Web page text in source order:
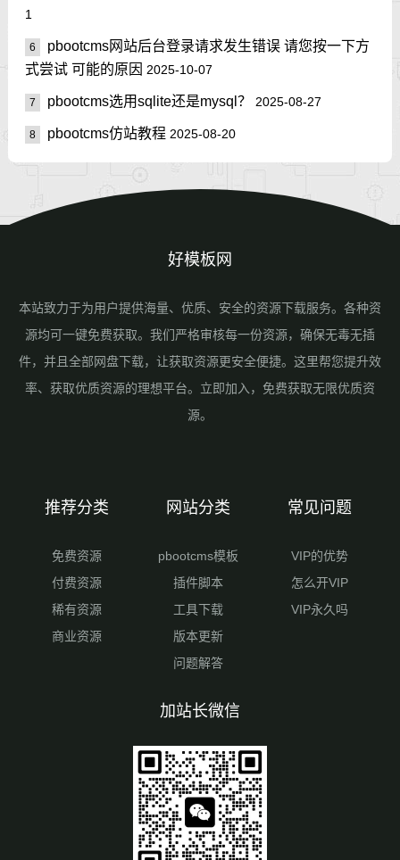
1
6
pbootcms网站后台登录请求发生错误 请您按一下方
式尝试 可能的原因 2025-10-07
7 pbootcms选用sqlite还是mysql？ 2025-08-27
8 pbootcms仿站教程 2025-08-20
好模板网
本站致力于为用户提供海量、优质、安全的资源下载服务。各种资
源均可一键免费获取。我们严格审核每一份资源，确保无毒无插
件，并且全部网盘下载，让获取资源更安全便捷。这里帮您提升效
率、获取优质资源的理想平台。立即加入，免费获取无限优质资
源。
推荐分类
免费资源
付费资源
稀有资源
商业资源
网站分类
pbootcms模板
插件脚本
工具下载
版本更新
问题解答
常见问题
VIP的优势
怎么开VIP
VIP永久吗
加站长微信